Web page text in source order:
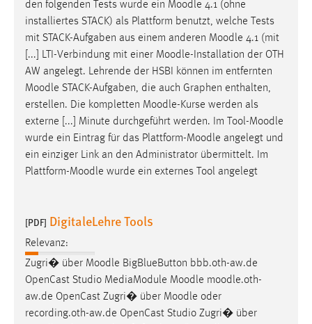
den folgenden Tests wurde ein Moodle 4.1 (ohne
installiertes STACK) als Plattform benutzt, welche Tests
mit STACK-Aufgaben aus einem anderen Moodle 4.1 (mit
[...] LTI-Verbindung mit einer Moodle-Installation der OTH
AW angelegt. Lehrende der HSBI können im entfernten
Moodle STACK-Aufgaben, die auch Graphen enthalten,
erstellen. Die kompletten Moodle-Kurse werden als
externe [...] Minute durchgeführt werden. Im Tool-Moodle
wurde ein Eintrag für das Plattform-Moodle angelegt und
ein einziger Link an den Administrator übermittelt. Im
Plattform-Moodle wurde ein externes Tool angelegt
[PDF] DigitaleLehre Tools
Relevanz:
Zugri� über Moodle BigBlueButton bbb.oth-aw.de
OpenCast Studio MediaModule Moodle moodle.oth-
aw.de OpenCast Zugri� über Moodle oder
recording.oth-aw.de OpenCast Studio Zugri� über